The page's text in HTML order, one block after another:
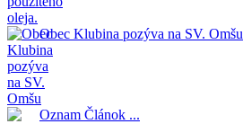
Obec Klubina pozýva na SV. Omšu
Oznam Článok ...